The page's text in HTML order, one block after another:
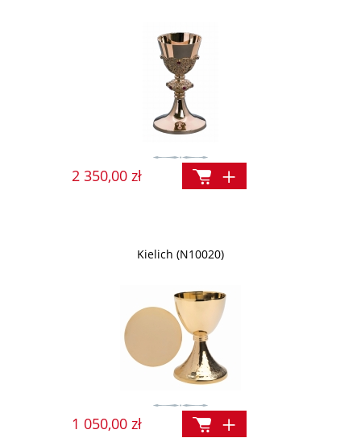
2 350,00 zł
Kielich (N10020)
1 050,00 zł